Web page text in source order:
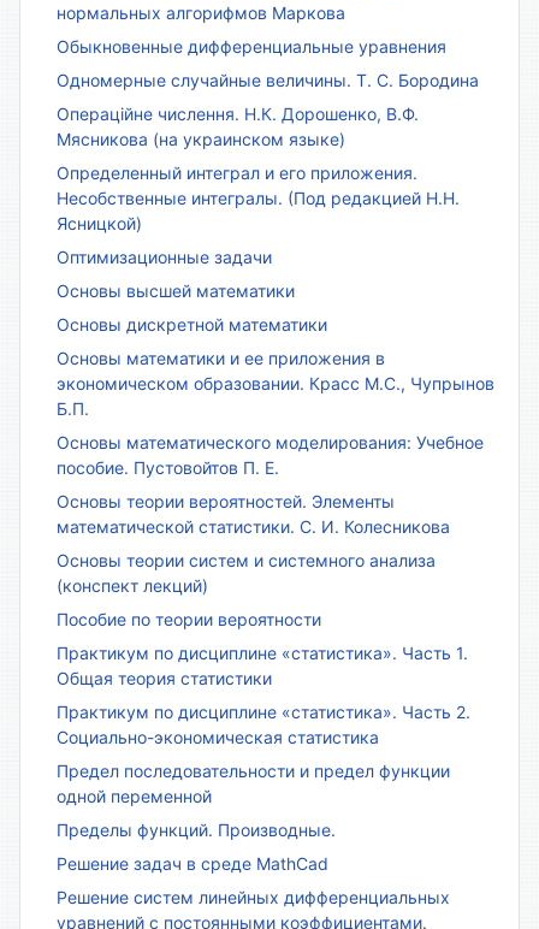
нормальных алгорифмов Маркова
Обыкновенные дифференциальные уравнения
Одномерные случайные величины. Т. С. Бородина
Операційне числення. Н.К. Дорошенко, В.Ф.
Мясникова (на украинском языке)
Определенный интеграл и его приложения.
Несобственные интегралы. (Под редакцией Н.Н.
Ясницкой)
Оптимизационные задачи
Основы высшей математики
Основы дискретной математики
Основы математики и ее приложения в
экономическом образовании. Красс М.С., Чупрынов
Б.П.
Основы математического моделирования: Учебное
пособие. Пустовойтов П. Е.
Основы теории вероятностей. Элементы
математической статистики. С. И. Колесникова
Основы теории систем и системного анализа
(конспект лекций)
Пособие по теории вероятности
Практикум по дисциплине «статистика». Часть 1.
Общая теория статистики
Практикум по дисциплине «статистика». Часть 2.
Социально-экономическая статистика
Предел последовательности и предел функции
одной переменной
Пределы функций. Производные.
Решение задач в среде MathCad
Решение систем линейных дифференциальных
уравнений с постоянными коэффициентами.